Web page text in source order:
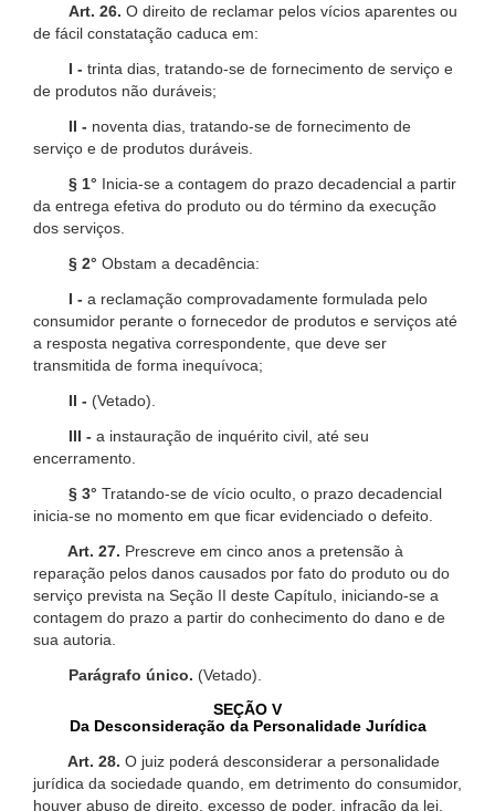
Art. 26. O direito de reclamar pelos vícios aparentes ou
de fácil constatação caduca em:
I - trinta dias, tratando-se de fornecimento de serviço e
de produtos não duráveis;
II - noventa dias, tratando-se de fornecimento de
serviço e de produtos duráveis.
§ 1° Inicia-se a contagem do prazo decadencial a partir
da entrega efetiva do produto ou do término da execução
dos serviços.
§ 2° Obstam a decadência:
I - a reclamação comprovadamente formulada pelo
consumidor perante o fornecedor de produtos e serviços até
a resposta negativa correspondente, que deve ser
transmitida de forma inequívoca;
II - (Vetado).
III - a instauração de inquérito civil, até seu
encerramento.
§ 3° Tratando-se de vício oculto, o prazo decadencial
inicia-se no momento em que ficar evidenciado o defeito.
Art. 27. Prescreve em cinco anos a pretensão à
reparação pelos danos causados por fato do produto ou do
serviço prevista na Seção II deste Capítulo, iniciando-se a
contagem do prazo a partir do conhecimento do dano e de
sua autoria.
Parágrafo único. (Vetado).
SEÇÃO V
Da Desconsideração da Personalidade Jurídica
Art. 28. O juiz poderá desconsiderar a personalidade
jurídica da sociedade quando, em detrimento do consumidor,
houver abuso de direito, excesso de poder, infração da lei,